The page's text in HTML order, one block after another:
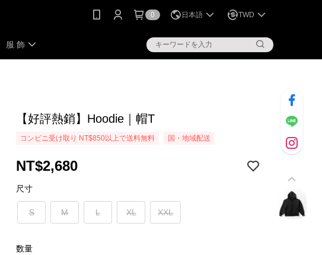
0 日本語 TWD
服 飾
【好評熱銷】Hoodie｜帽T
コンビニ受け取り NT$850以上で送料無料 国・地域配送
NT$2,680
尺寸
S M L XL XXL
数量